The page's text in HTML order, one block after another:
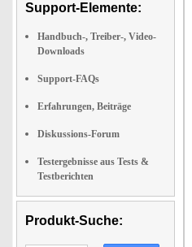
Support-Elemente:
Handbuch-, Treiber-, Video-
Downloads
Support-FAQs
Erfahrungen, Beiträge
Diskussions-Forum
Testergebnisse aus Tests &
Testberichten
Produkt-Suche: